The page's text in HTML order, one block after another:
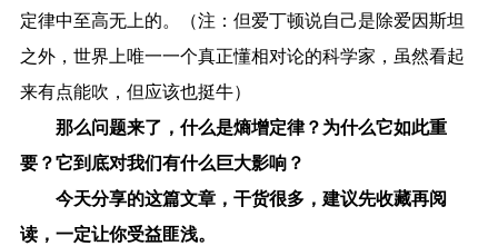
定律中至高无上的。（注：但爱丁顿说自己是除爱因斯坦
之外，世界上唯一一个真正懂相对论的科学家，虽然看起
来有点能吹，但应该也挺牛）
那么问题来了，什么是熵增定律？为什么它如此重
要？它到底对我们有什么巨大影响？
今天分享的这篇文章，干货很多，建议先收藏再阅
读，一定让你受益匪浅。